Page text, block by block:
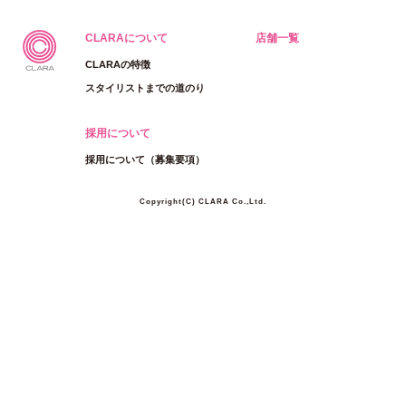
CLARAについて
CLARAの特徴
スタイリストまでの道のり
店舗一覧
採用について
採用について（募集要項）
Copyright(C) CLARA Co.,Ltd.